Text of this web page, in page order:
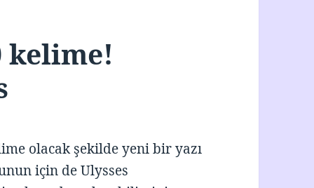
kelime!
olacak şekilde yeni bir yazı
için de Ulysses